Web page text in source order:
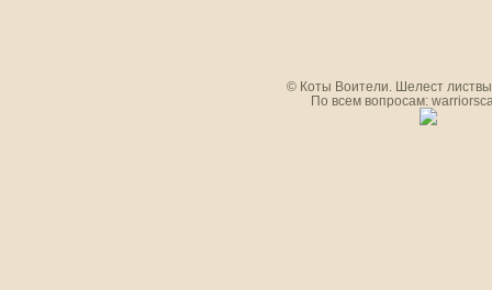
© Коты Воители. Шелест
По всем вопросам: